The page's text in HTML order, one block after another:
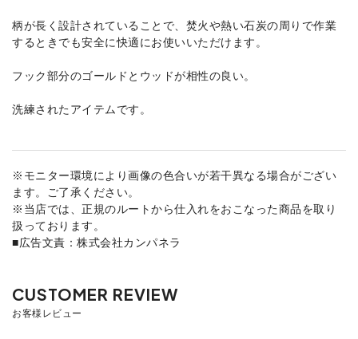
柄が長く設計されていることで、焚火や熱い石炭の周りで作業
するときでも安全に快適にお使いいただけます。
フック部分のゴールドとウッドが相性の良い。
洗練されたアイテムです。
※モニター環境により画像の色合いが若干異なる場合がござい
ます。ご了承ください。
※当店では、正規のルートから仕入れをおこなった商品を取り
扱っております。
■広告文責：株式会社カンパネラ